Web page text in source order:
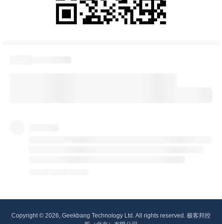
Copyright © 2026, Geekbang Technology Ltd. All rights reserved. 极客邦控